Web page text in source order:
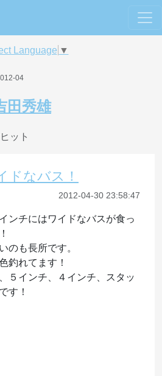
Language ▼
04
田秀雄
ット
ドなバス！
2012-04-30 23:58:47
ンチにはワイドなバスが食っ
のも長所です。
釣れてます！
５インチ、４インチ、スタッ
す！